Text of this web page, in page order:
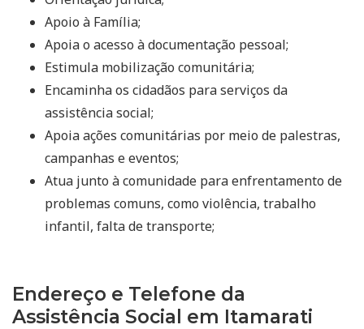
Apoio à Família;
Apoia o acesso à documentação pessoal;
Estimula mobilização comunitária;
Encaminha os cidadãos para serviços da
assistência social;
Apoia ações comunitárias por meio de palestras,
campanhas e eventos;
Atua junto à comunidade para enfrentamento de
problemas comuns, como violência, trabalho
infantil, falta de transporte;
Endereço e Telefone da
Assistência Social em Itamarati